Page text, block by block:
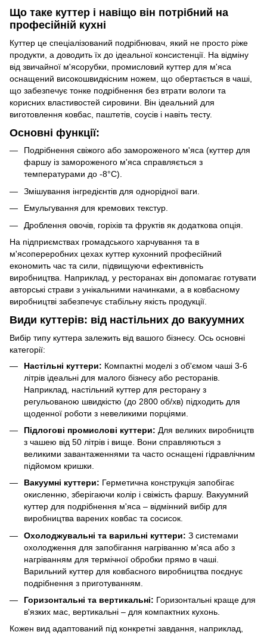
Що таке куттер і навіщо він потрібний на
професійній кухні
Куттер це спеціалізований подрібнювач, який не просто ріже
продукти, а доводить їх до ідеальної консистенції. На відміну
від звичайної м'ясорубки, промисловий куттер для м'яса
оснащений високошвидкісним ножем, що обертається в чаші,
що забезпечує тонке подрібнення без втрати вологи та
корисних властивостей сировини. Він ідеальний для
виготовлення ковбас, паштетів, соусів і навіть тесту.
Основні функції:
Подрібнення свіжого або замороженого м'яса (куттер для
фаршу із замороженого м'яса справляється з
температурами до -8°C).
Змішування інгредієнтів для однорідної ваги.
Емульгування для кремових текстур.
Дроблення овочів, горіхів та фруктів як додаткова опція.
На підприємствах громадського харчування та в
м'ясопереробних цехах куттер кухонний професійний
економить час та сили, підвищуючи ефективність
виробництва. Наприклад, у ресторанах він допомагає готувати
авторські страви з унікальними начинками, а в ковбасному
виробництві забезпечує стабільну якість продукції.
Види куттерів: від настільних до вакуумних
Вибір типу куттера залежить від вашого бізнесу. Ось основні
категорії:
Настільні куттери: Компактні моделі з об'ємом чаші 3-6
літрів ідеальні для малого бізнесу або ресторанів.
Наприклад, настільний куттер для ресторану з
регульованою швидкістю (до 2800 об/хв) підходить для
щоденної роботи з невеликими порціями.
Підлогові промислові куттери: Для великих виробництв
з чашею від 50 літрів і вище. Вони справляються з
великими завантаженнями та часто оснащені гідравлічним
підйомом кришки.
Вакуумні куттери: Герметична конструкція запобігає
окисленню, зберігаючи колір і свіжість фаршу. Вакуумний
куттер для подрібнення м'яса – відмінний вибір для
виробництва варених ковбас та сосисок.
Охолоджувальні та варильні куттери: З системами
охолодження для запобігання нагріванню м'яса або з
нагріванням для термічної обробки прямо в чаші.
Варильний куттер для ковбасного виробництва поєднує
подрібнення з приготуванням.
Горизонтальні та вертикальні: Горизонтальні краще для
в'язких мас, вертикальні – для компактних кухонь.
Кожен вид адаптований під конкретні завдання, наприклад,